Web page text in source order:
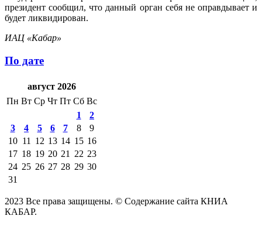
президент сообщил, что данный орган себя не оправдывает и
будет ликвидирован.
ИАЦ «Кабар»
По дате
август 2026
Пн Вт Ср Чт Пт Сб Вс
1
2
3
4 5 6 7 8
9
10 11 12 13 14 15 16
17 18 19 20 21 22 23
24 25 26 27 28 29 30
31
2023 Все права защищены. © Содержание сайта КНИА
КАБАР.